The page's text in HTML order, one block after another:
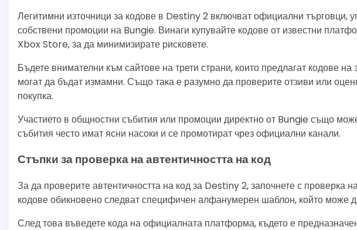
Легитимни източници за кодове в Destiny 2 включват официални търговци,
собствени промоции на Bungie. Винаги купувайте кодове от известни
Xbox Store, за да минимизирате рисковете.
Бъдете внимателни към сайтове на трети страни, които предлагат кодове
могат да бъдат измамни. Също така е разумно да проверите отзиви или
покупка.
Участието в общностни събития или промоции директно от Bungie също
събития често имат ясни насоки и се промотират чрез официални канали.
Стъпки за проверка на автентичността на код
За да проверите автентичността на код за Destiny 2, започнете с проверка
кодове обикновено следват специфичен алфанумерен шаблон, който може
След това въведете кода на официалната платформа, където е